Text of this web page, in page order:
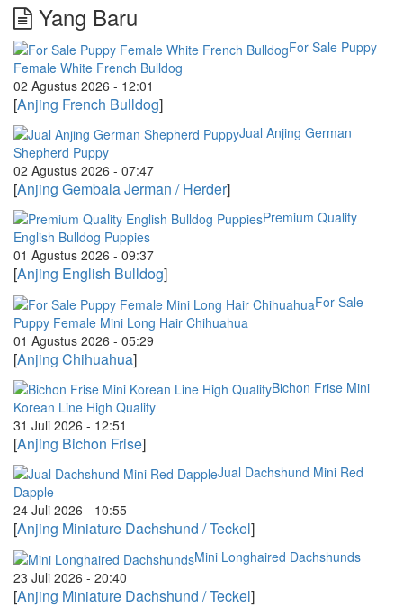
Yang Baru
For Sale Puppy
Female White French Bulldog
02 Agustus 2026 - 12:01
[Anjing French Bulldog]
Jual Anjing German
Shepherd Puppy
02 Agustus 2026 - 07:47
[Anjing Gembala Jerman / Herder]
Premium Quality
English Bulldog Puppies
01 Agustus 2026 - 09:37
[Anjing English Bulldog]
For Sale
Puppy Female Mini Long Hair Chihuahua
01 Agustus 2026 - 05:29
[Anjing Chihuahua]
Bichon Frise Mini
Korean Line High Quality
31 Juli 2026 - 12:51
[Anjing Bichon Frise]
Jual Dachshund Mini Red
Dapple
24 Juli 2026 - 10:55
[Anjing Miniature Dachshund / Teckel]
Mini Longhaired Dachshunds
23 Juli 2026 - 20:40
[Anjing Miniature Dachshund / Teckel]